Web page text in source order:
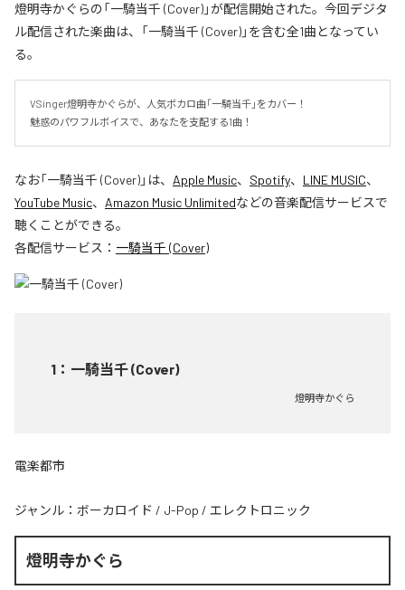
燈明寺かぐらの「一騎当千 (Cover)」が配信開始された。今回デジタ
ル配信された楽曲は、「一騎当千 (Cover)」を含む全1曲となってい
る。
VSinger燈明寺かぐらが、人気ボカロ曲「一騎当千」をカバー！
魅惑のパワフルボイスで、あなたを支配する1曲！
なお「一騎当千 (Cover)」は、 Apple Music、 Spotify、 LINE MUSIC、
YouTube Music、 Amazon Music Unlimitedなどの音楽配信サービスで
聴くことができる。
各配信サービス： 一騎当千 (Cover)
1 ： 一騎当千 (Cover)
燈明寺かぐら
電楽都市
ジャンル： ボーカロイド / J-Pop / エレクトロニック
燈明寺かぐら